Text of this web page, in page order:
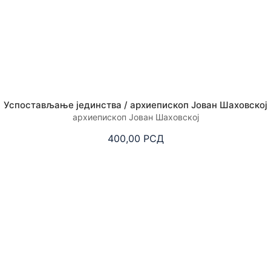
Успостављање јединства / архиепископ Јован Шаховској
архиепископ Јован Шаховској
400,00 РСД